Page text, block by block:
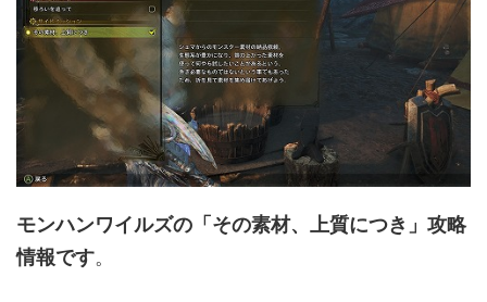
モンハンワイルズの「その素材、上質につき」攻略
情報です。